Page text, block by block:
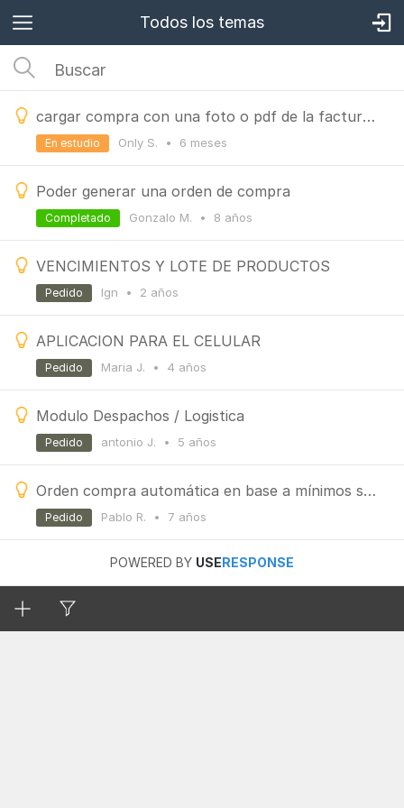
Todos los temas
cargar compra con una foto o pdf de la factura aplicando IA
Only S. • 6 meses
En estudio
Poder generar una orden de compra
Gonzalo M. • 8 años
Completado
VENCIMIENTOS Y LOTE DE PRODUCTOS
Ign • 2 años
Pedido
APLICACION PARA EL CELULAR
Maria J. • 4 años
Pedido
Modulo Despachos / Logistica
antonio J. • 5 años
Pedido
Orden compra automática en base a mínimos según proveedor
Pablo R. • 7 años
Pedido
POWERED BY USERESPONSE